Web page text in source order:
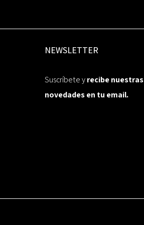
NEWSLETTER
Suscríbete yrecibe nuestras
novedades en tu email.